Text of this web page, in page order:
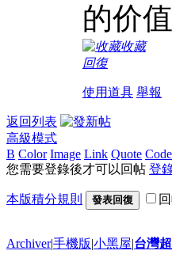
的价
收藏
回復
使用道具 舉報
返回列表
高級模式
B Color Image Link Quote Code
您需要登錄後才可以回帖 登
本版積分規則 發表回復
Archiver|手機版|小黑屋|台灣